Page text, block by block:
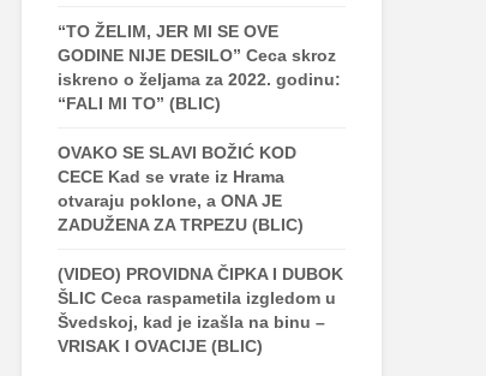
“TO ŽELIM, JER MI SE OVE
GODINE NIJE DESILO” Ceca skroz
iskreno o željama za 2022. godinu:
“FALI MI TO” (BLIC)
OVAKO SE SLAVI BOŽIĆ KOD
CECE Kad se vrate iz Hrama
otvaraju poklone, a ONA JE
ZADUŽENA ZA TRPEZU (BLIC)
(VIDEO) PROVIDNA ČIPKA I DUBOK
ŠLIC Ceca raspametila izgledom u
Švedskoj, kad je izašla na binu –
VRISAK I OVACIJE (BLIC)